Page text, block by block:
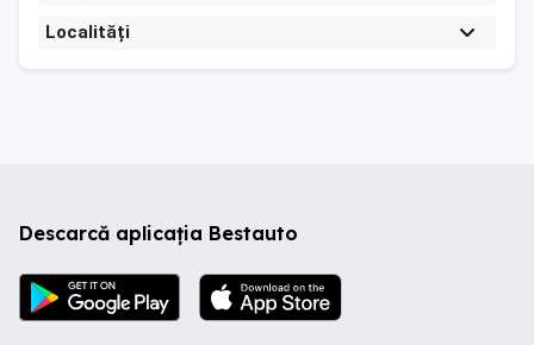
Localități
Descarcă aplicația Bestauto